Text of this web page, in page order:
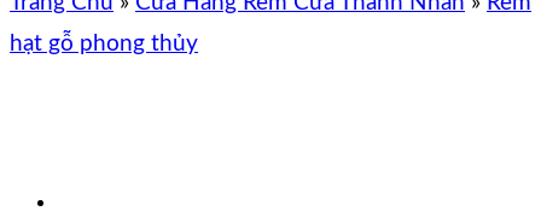
hạt gỗ phong thủy